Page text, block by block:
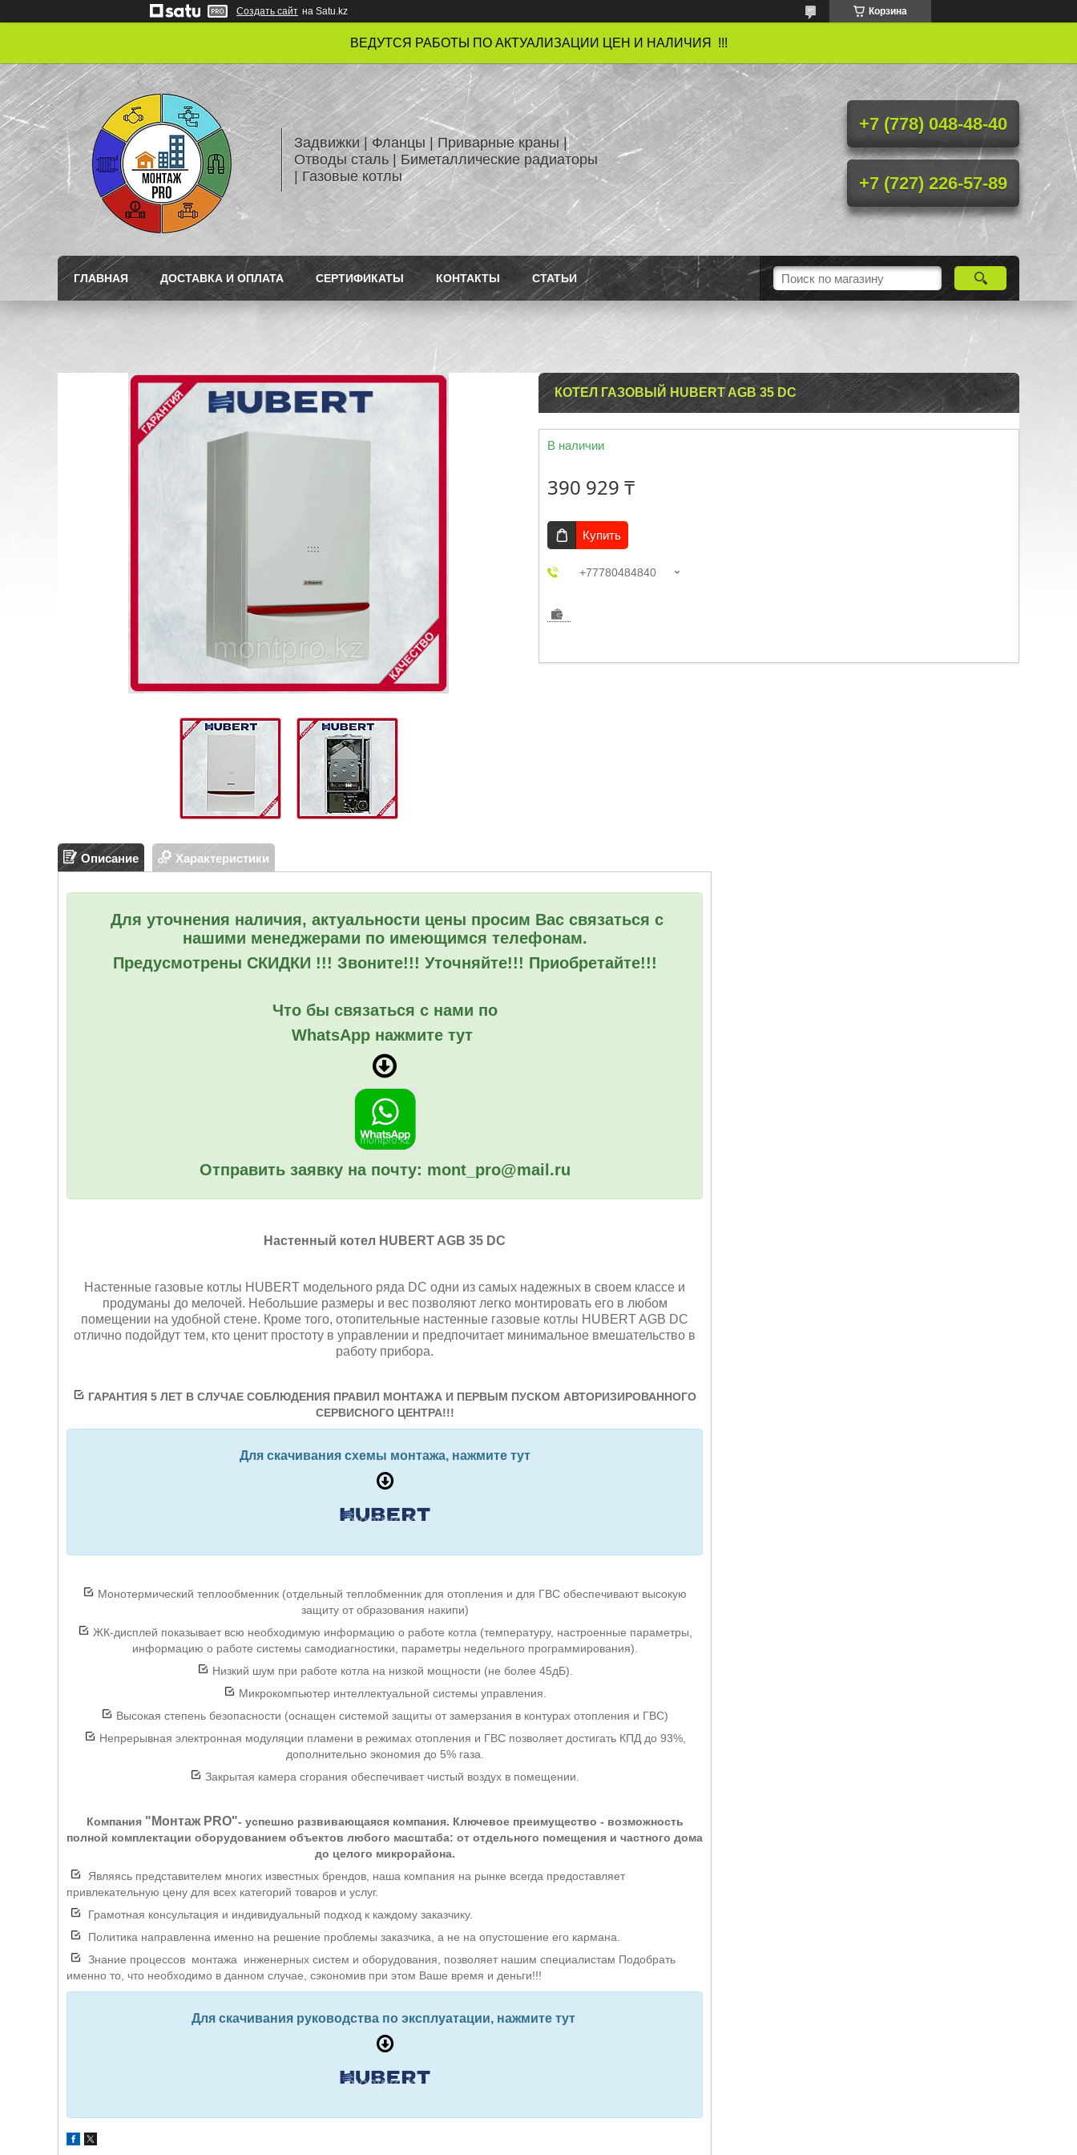
Создать сайт на Satu.kz Корзина
ВЕДУТСЯ РАБОТЫ ПО АКТУАЛИЗАЦИИ ЦЕН И НАЛИЧИЯ !!!
Задвижки | Фланцы | Приварные краны |
Отводы сталь | Биметаллические радиаторы
| Газовые котлы
+7 (778) 048-48-40
+7 (727) 226-57-89
ГЛАВНАЯ ДОСТАВКА И ОПЛАТА СЕРТИФИКАТЫ КОНТАКТЫ СТАТЬИ
КОТЕЛ ГАЗОВЫЙ HUBERT AGB 35 DC
В наличии
390 929 ₸
Купить
+77780484840
Описание Характеристики
Для уточнения наличия, актуальности цены просим Вас связаться с
нашими менеджерами по имеющимся телефонам.
Предусмотрены СКИДКИ !!! Звоните!!! Уточняйте!!! Приобретайте!!!
Что бы связаться с нами по
WhatsApp нажмите тут
Отправить заявку на почту: mont_pro@mail.ru
Настенный котел HUBERT AGB 35 DC
Настенные газовые котлы HUBERT модельного ряда DC одни из самых надежных в своем классе и
продуманы до мелочей. Небольшие размеры и вес позволяют легко монтировать его в любом
помещении на удобной стене. Кроме того, отопительные настенные газовые котлы HUBERT AGB DС
отлично подойдут тем, кто ценит простоту в управлении и предпочитает минимальное вмешательство в
работу прибора.
ГАРАНТИЯ 5 ЛЕТ В СЛУЧАЕ СОБЛЮДЕНИЯ ПРАВИЛ МОНТАЖА И ПЕРВЫМ ПУСКОМ АВТОРИЗИРОВАННОГО
СЕРВИСНОГО ЦЕНТРА!!!
Для скачивания схемы монтажа, нажмите тут
Монотермический теплообменник (отдельный теплобменник для отопления и для ГВС обеспечивают высокую
защиту от образования накипи)
ЖК-дисплей показывает всю необходимую информацию о работе котла (температуру, настроенные параметры,
информацию о работе системы самодиагностики, параметры недельного программирования).
Низкий шум при работе котла на низкой мощности (не более 45дБ).
Микрокомпьютер интеллектуальной системы управления.
Высокая степень безопасности (оснащен системой защиты от замерзания в контурах отопления и ГВС)
Непрерывная электронная модуляции пламени в режимах отопления и ГВС позволяет достигать КПД до 93%,
дополнительно экономия до 5% газа.
Закрытая камера сгорания обеспечивает чистый воздух в помещении.
Компания "Монтаж PRO"- успешно развивающаяся компания. Ключевое преимущество - возможность
полной комплектации оборудованием объектов любого масштаба: от отдельного помещения и частного дома
до целого микрорайона.
Являясь представителем многих известных брендов, наша компания на рынке всегда предоставляет
привлекательную цену для всех категорий товаров и услуг.
Грамотная консультация и индивидуальный подход к каждому заказчику.
Политика направленна именно на решение проблемы заказчика, а не на опустошение его кармана.
Знание процессов монтажа инженерных систем и оборудования, позволяет нашим специалистам Подобрать
именно то, что необходимо в данном случае, сэкономив при этом Ваше время и деньги!!!
Для скачивания руководства по эксплуатации, нажмите тут